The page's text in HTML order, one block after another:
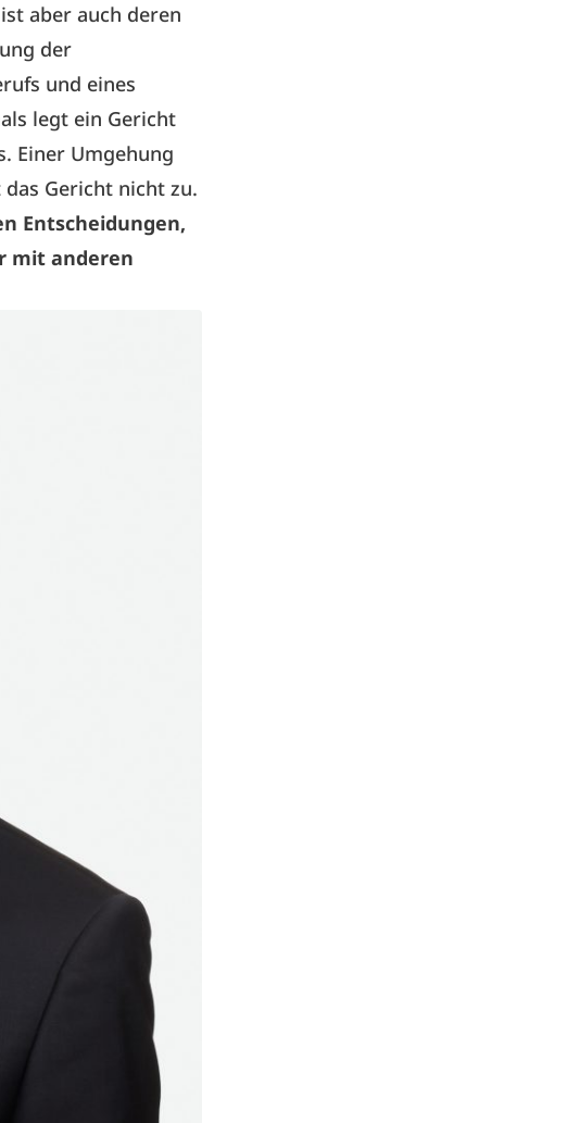
aber auch deren
der
und eines
legt ein Gericht
Einer Umgehung
Gericht nicht zu.
Entscheidungen,
mit anderen